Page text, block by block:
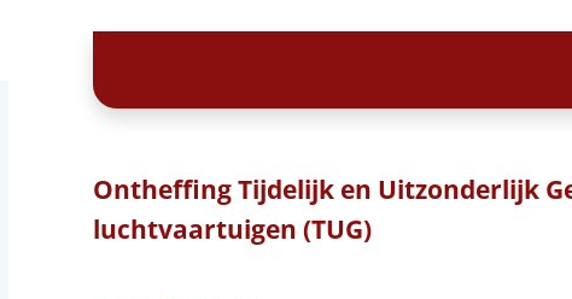
Ontheffing Tijdelijk en Uitzonderlijk
luchtvaartuigen (TUG)